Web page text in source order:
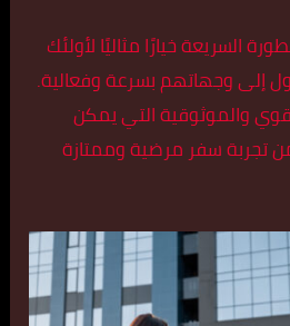
السريعة خيارًا مثاليًا لأولئك
إلى وجهاتهم بسرعة وفعالية.
والموثوقية التي يمكن
تجربة سفر مرضية وممتازة